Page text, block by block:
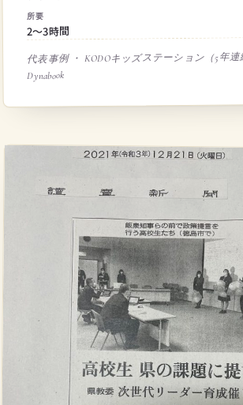
所要
2〜3時間
代表事例 ・ KODOキッズステーション（5年
Dynabook